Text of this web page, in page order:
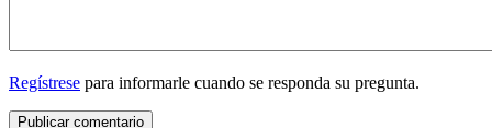
Regístrese para informarle cuando se responda su pregunta.